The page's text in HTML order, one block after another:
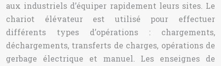
aux industriels d’équiper rapidement leurs sites. Le
chariot élévateur est utilisé pour effectuer
différents types d’opérations : chargements,
déchargements, transferts de charges, opérations de
gerbage électrique et manuel. Les enseignes de